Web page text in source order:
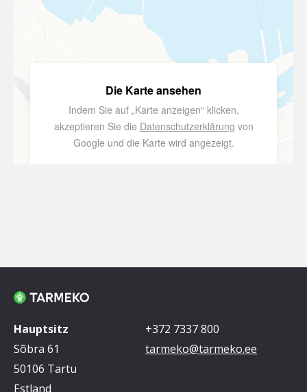
Die Karte ansehen
Indem Sie auf „Karte anzeigen“ klicken,
akzeptieren Sie die Datenschutzerklärung von
Google und die Karte wird angezeigt.
Hauptsitz
Sõbra 61
50106 Tartu
Estland
+372 7337 800
tarmeko@tarmeko.ee